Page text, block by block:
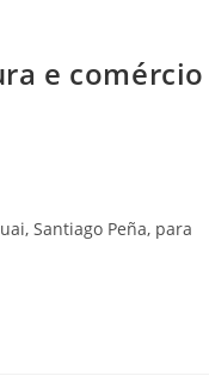
e comércio
Santiago Peña, para